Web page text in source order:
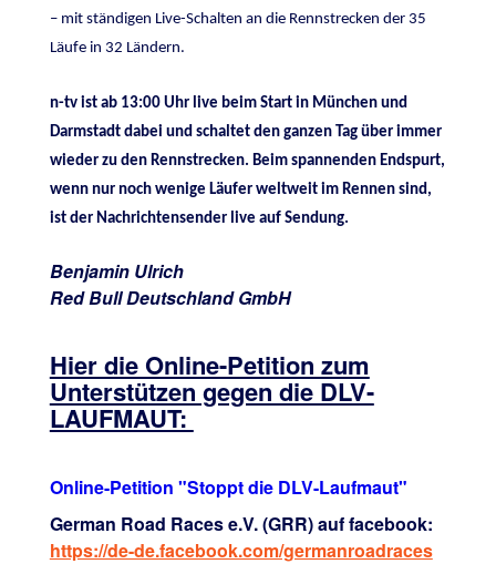
– mit ständigen Live-Schalten an die Rennstrecken der 35
Läufe in 32 Ländern.
n-tv ist ab 13:00 Uhr live beim Start in München und
Darmstadt dabei und schaltet den ganzen Tag über immer
wieder zu den Rennstrecken. Beim spannenden Endspurt,
wenn nur noch wenige Läufer weltweit im Rennen sind,
ist der Nachrichtensender live auf Sendung.
Benjamin Ulrich
Red Bull Deutschland GmbH
Hier die Online-Petition zum
Unterstützen gegen die DLV-
LAUFMAUT:
Online-Petition "Stoppt die DLV-Laufmaut"
German Road Races e.V. (GRR) auf facebook:
https://de-de.facebook.com/germanroadraces